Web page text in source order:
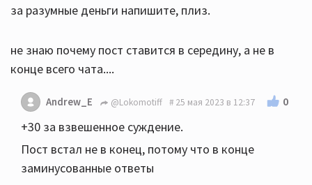
за разумные деньги напишите, плиз.
не знаю почему пост ставится в середину, а не в
конце всего чата....
Andrew_E @Lokomotiff 25 мая 2023 в 12:37 0
+30 за взвешенное суждение.
Пост встал не в конец, потому что в конце
заминусованные ответы